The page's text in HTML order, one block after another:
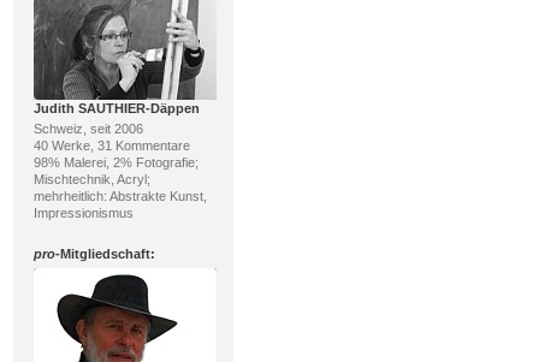
Judith SAUTHIER-Däppen
Schweiz, seit 2006
40 Werke, 31 Kommentare
98% Malerei, 2% Fotografie;
Mischtechnik, Acryl;
mehrheitlich: Abstrakte Kunst,
Impressionismus
pro-Mitgliedschaft: